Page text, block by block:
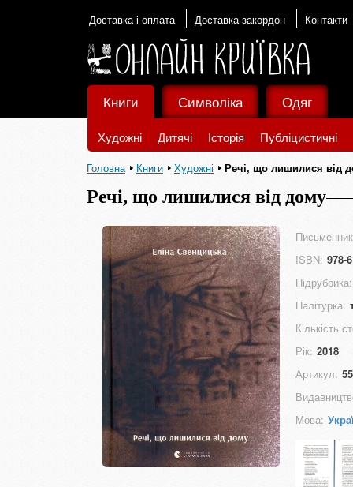
Доставка і оплата Доставка закордон Контакти
Книги
Художні Дитячі Історія Публіцистичні
Символіка Одяг
Головна Книги Художні Речі, що лишилися від
Речі, що лишилися від дому
ISBN: 978-
Підрубрика:
Палітурка:
Кількість
Рік: 2018
Артикул:
Мова: